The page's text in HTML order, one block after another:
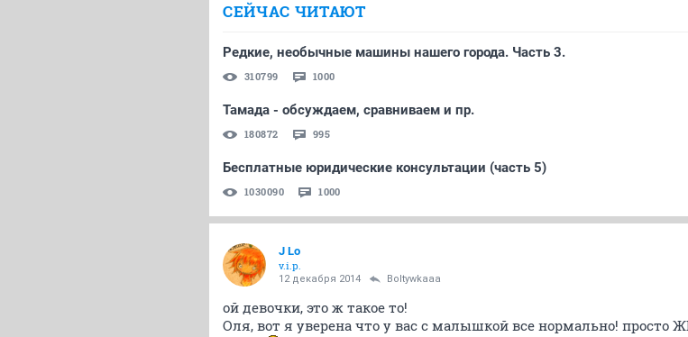
СЕЙЧАС ЧИТАЮТ
Редкие, необычные машины нашего города. Часть 3.
310799 1000
Тамада - обсуждаем, сравниваем и пр.
180872 995
Бесплатные юридические консультации (часть 5)
1030090 1000
J Lo
v.i.p.
12 декабря 2014 Boltywkaaa
ой девочки, это ж такое то!
Оля, вот я уверена что у вас с малышкой все нормально! просто